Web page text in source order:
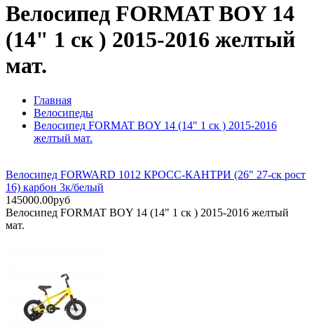
Велосипед FORMAT BOY 14
(14" 1 ск ) 2015-2016 желтый
мат.
Главная
Велосипеды
Велосипед FORMAT BOY 14 (14" 1 ск ) 2015-2016
желтый мат.
Велосипед FORWARD 1012 КРОСС-КАНТРИ (26" 27-ск рост
16) карбон 3к/белый
145000.00руб
Велосипед FORMAT BOY 14 (14" 1 ск ) 2015-2016 желтый
мат.